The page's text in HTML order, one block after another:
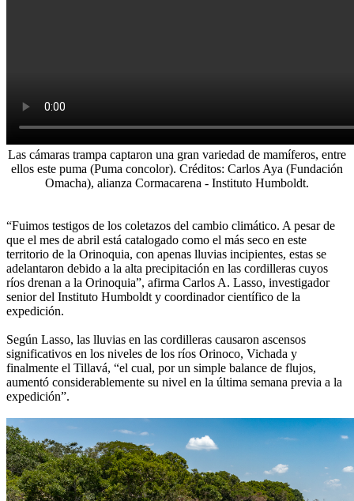
Las cámaras trampa captaron una gran variedad de mamíferos, entre
ellos este puma (Puma concolor). Créditos: Carlos Aya (Fundación
Omacha), alianza Cormacarena - Instituto Humboldt.
“Fuimos testigos de los coletazos del cambio climático. A pesar de
que el mes de abril está catalogado como el más seco en este
territorio de la Orinoquia, con apenas lluvias incipientes, estas se
adelantaron debido a la alta precipitación en las cordilleras cuyos
ríos drenan a la Orinoquia”, afirma Carlos A. Lasso, investigador
senior del Instituto Humboldt y coordinador científico de la
expedición.
Según Lasso, las lluvias en las cordilleras causaron ascensos
significativos en los niveles de los ríos Orinoco, Vichada y
finalmente el Tillavá, “el cual, por un simple balance de flujos,
aumentó considerablemente su nivel en la última semana previa a la
expedición”.